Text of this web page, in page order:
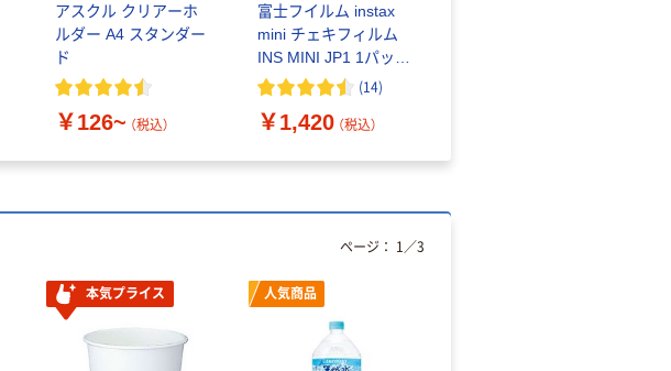
アスクル クリアーホ
ルダー A4 スタンダー
ド
￥126~ （税込）
富士フイルム instax
mini チェキフィルム
INS MINI JP1 1パック
（10枚入り）
(14)
￥1,420 （税込）
本気プライス 人気商品
ページ： 1 ／3